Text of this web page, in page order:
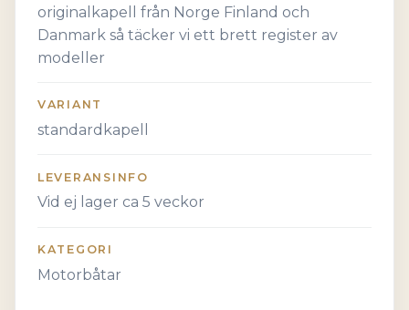
originalkapell från Norge Finland och
Danmark så täcker vi ett brett register av
modeller
VARIANT
standardkapell
LEVERANSINFO
Vid ej lager ca 5 veckor
KATEGORI
Motorbåtar